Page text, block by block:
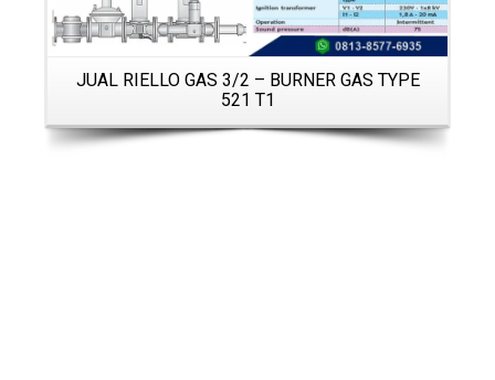
JUAL RIELLO GAS 3/2 – BURNER GAS TYPE
521 T1